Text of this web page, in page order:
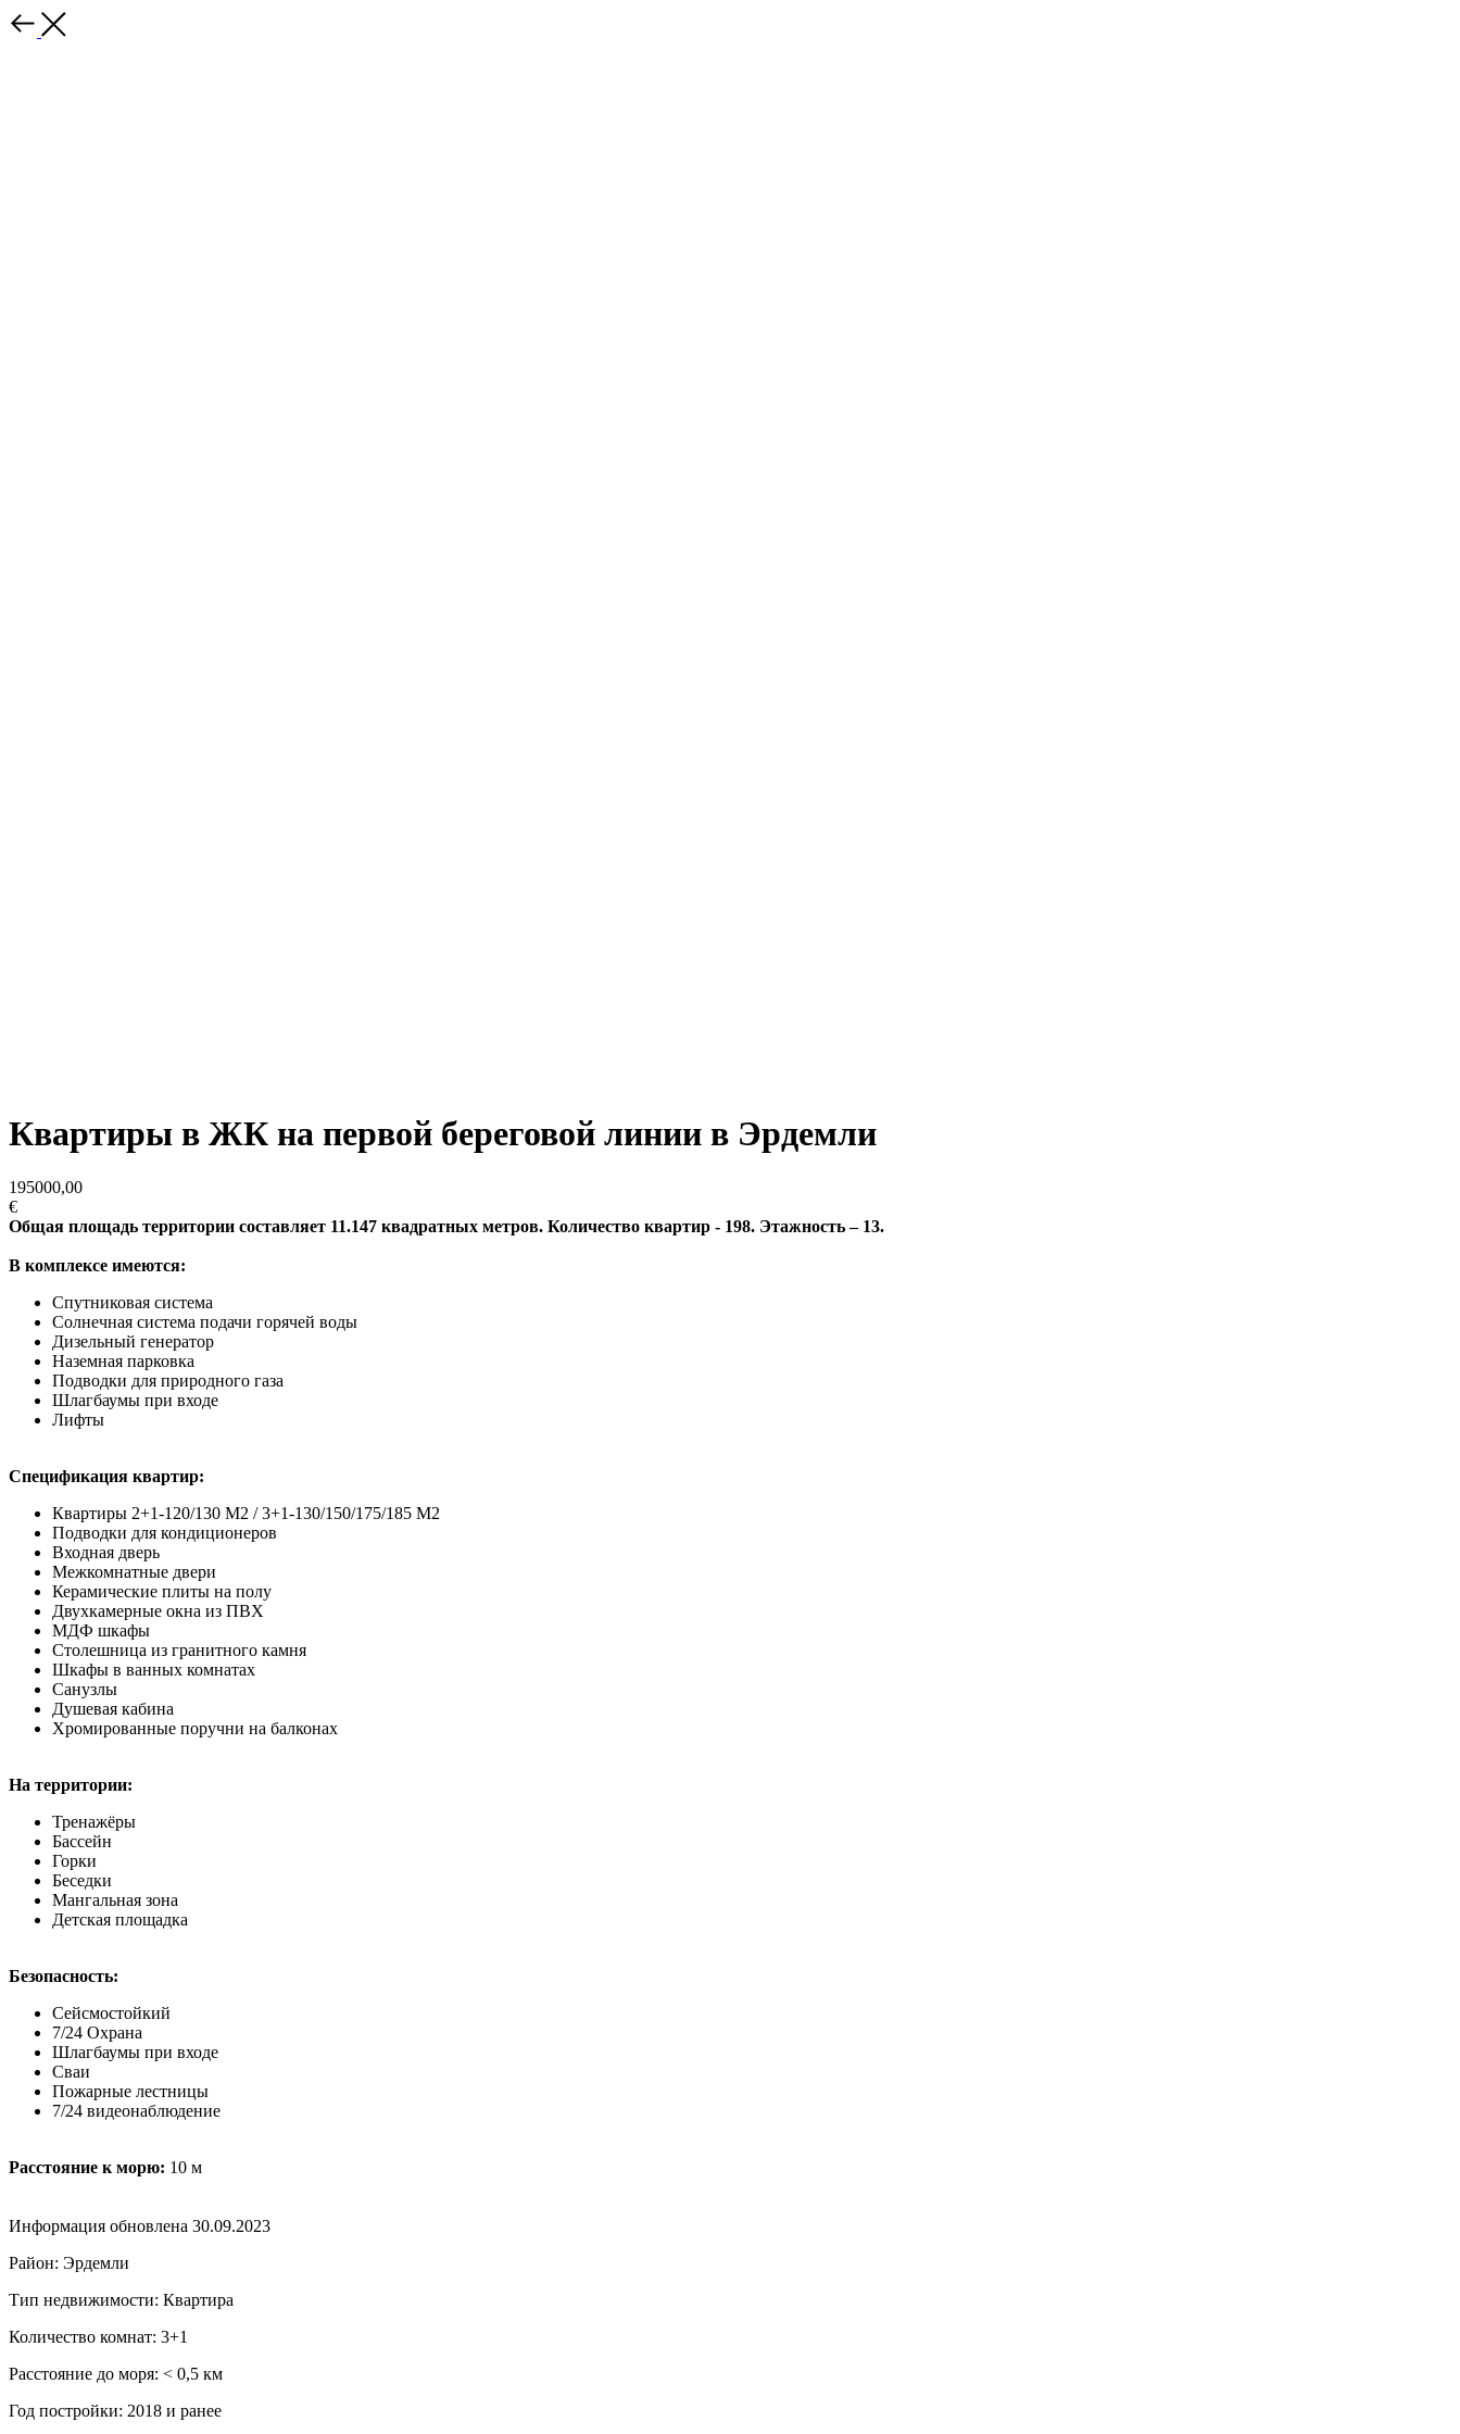
Квартиры в ЖК на первой береговой линии в Эрдемли
195000,00
€
Общая площадь территории составляет 11.147 квадратных метров. Количество квартир - 198. Этажность – 13.
В комплексе имеются:
Спутниковая система
Солнечная система подачи горячей воды
Дизельный генератор
Наземная парковка
Подводки для природного газа
Шлагбаумы при входе
Лифты
Спецификация квартир:
Квартиры 2+1-120/130 M2 / 3+1-130/150/175/185 M2
Подводки для кондиционеров
Входная дверь
Межкомнатные двери
Керамические плиты на полу
Двухкамерные окна из ПВХ
МДФ шкафы
Столешница из гранитного камня
Шкафы в ванных комнатах
Санузлы
Душевая кабина
Хромированные поручни на балконах
На территории:
Тренажёры
Бассейн
Горки
Беседки
Мангальная зона
Детская площадка
Безопасность:
Сейсмостойкий
7/24 Охрана
Шлагбаумы при входе
Сваи
Пожарные лестницы
7/24 видеонаблюдение
Расстояние к морю: 10 м
Информация обновлена 30.09.2023
Район: Эрдемли
Тип недвижимости: Квартира
Количество комнат: 3+1
Расстояние до моря: ˂ 0,5 км
Год постройки: 2018 и ранее